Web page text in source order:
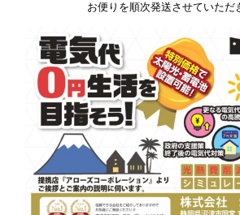
お便りを順次発送させていただ